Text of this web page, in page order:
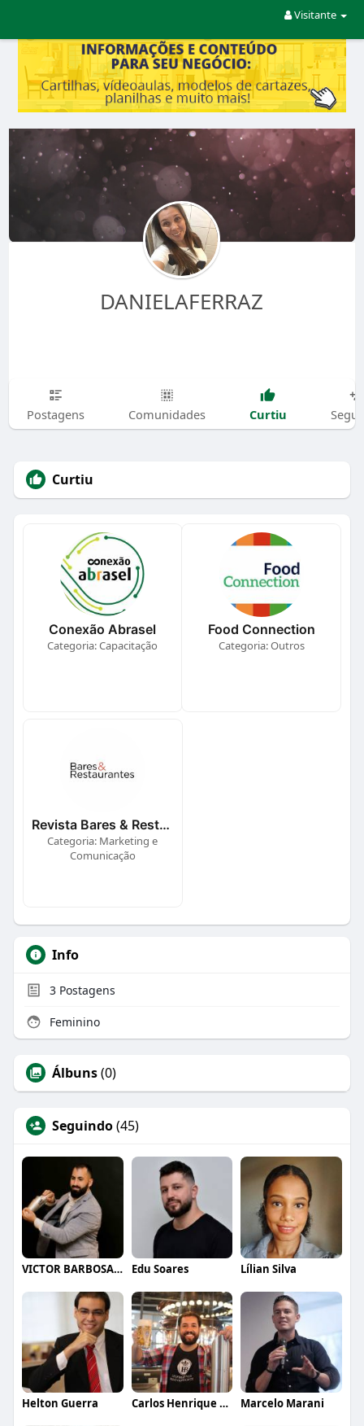
Visitante
DANIELAFERRAZ
Postagens Comunidades Curtiu
Curtiu
Conexão Abrasel
Categoria: Capacitação
Food Connection
Categoria: Outros
Revista Bares & Restaurantes
Categoria: Marketing e
Comunicação
Info
3Postagens
Feminino
Álbuns(0)
Seguindo(45)
VICTOR BARBOSA QUARANTA Edu Soares Lílian Silva
Helton Guerra Carlos Henrique de Faria Vasconcelos Marcelo Marani